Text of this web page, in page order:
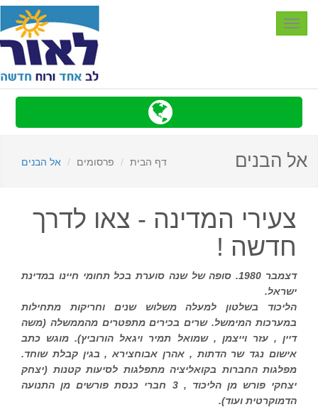
Toggle
אל הבנים דף הבית פרסומים אל הבנים
צעירי המדינה - צאו לדרך
חדשה !
דצמבר 1980. סופה של שנה סוערת בכל תחומי חיינו במדינת
ישראל.
הליכוד בשלטון למעלה משלוש שנים וחריקות מתחילות
במערכות המימשל. שרים בכירים מתפטרים מהממשלה (משה
דיין , עזר וייצמן , שמואל תמיר ויגאל הורוביץ). מוגש כתב
אישום נגד שר הדתות , אהרן אבוחצירא , בגין קבלת שוחד.
מפלגות החברות בקואליציה מתפלגות לסיעות קטנות (יצחק
יצחקי פורש מן הליכוד , 3 חברי כנסת פורשים מן התנועה
הדמוקרטית ועוד).